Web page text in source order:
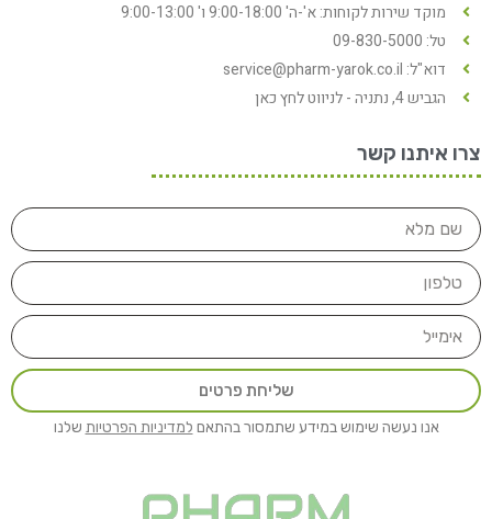
מוקד שירות לקוחות: א'-ה' 9:00-18:00 ו' 9:00-13:00
טל: 09-830-5000
דוא"ל: service@pharm-yarok.co.il
הגביש 4, נתניה - לניווט לחץ כאן
צרו איתנו קשר
שליחת פרטים
אנו נעשה שימוש במידע שתמסור בהתאם למדיניות הפרטיות שלנו